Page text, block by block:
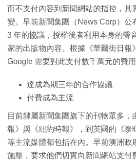
而不支付內容到新聞網站的指控，其
變。早前新聞集團（News Corp）公
3 年的協議，授權後者利用本身的聲
家的出版物內容。根據《華爾街日報
Google 需要對此支付數千萬元的費用
達成為期三年的合作協議
付費成為主流
目前隸屬新聞集團旗下的刊物眾多，
報》與《紐約時報》，到英國的《泰
等主流媒體都包括在內。早前澳洲政
施壓，要求他們切實向新聞網站支付